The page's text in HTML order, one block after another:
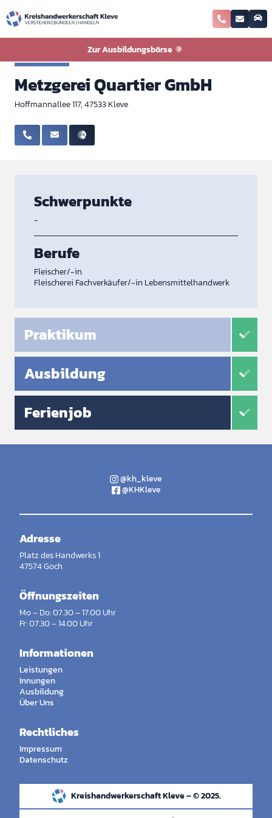
Zur Ausbildungsbörse
Zurück zur Ausbildungsbörse
Metzgerei Quartier GmbH
Hoffmannallee 117, 47533 Kleve
Schwerpunkte
-
Berufe
Fleischer/-in
Fleischerei Fachverkäufer/-in Lebensmittelhandwerk
Praktikum
Ausbildung
Ferienjob
@kh_kleve
@KHKleve
Adresse
Platz des Handwerks 1
47574 Goch
Öffnungszeiten
Mo – Do: 07.30 – 17.00 Uhr
Fr: 07.30 – 14.00 Uhr
Informationen
Leistungen
Innungen
Ausbildung
Über Uns
Rechtliches
Impressum
Datenschutz
Kreishandwerkerschaft Kleve – © 2025.